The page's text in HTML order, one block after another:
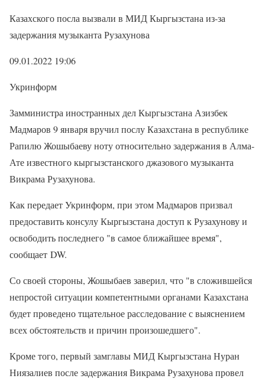
Казахского посла вызвали в МИД Кыргызстана из-за
задержания музыканта Рузахунова
09.01.2022 19:06
Укринформ
Замминистра иностранных дел Кыргызстана Азизбек
Мадмаров 9 января вручил послу Казахстана в республике
Рапилю Жошыбаеву ноту относительно задержания в Алма-
Ате известного кыргызстанского джазового музыканта
Викрама Рузахунова.
Как передает Укринформ, при этом Мадмаров призвал
предоставить консулу Кыргызстана доступ к Рузахунову и
освободить последнего "в самое ближайшее время",
сообщает DW.
Со своей стороны, Жошыбаев заверил, что "в сложившейся
непростой ситуации компетентными органами Казахстана
будет проведено тщательное расследование с выяснением
всех обстоятельств и причин произошедшего".
Кроме того, первый замглавы МИД Кыргызстана Нуран
Ниязалиев после задержания Викрама Рузахунова провел